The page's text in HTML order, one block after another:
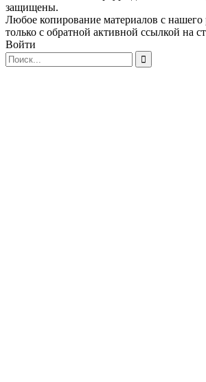
защищены.
Любое копирование материалов с нашего
только с обратной активной ссылкой на
Войти